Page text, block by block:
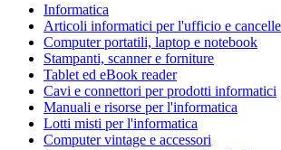
Informatica
Articoli informatici per l'ufficio e
Computer portatili, laptop e notebook
Stampanti, scanner e forniture
Tablet ed eBook reader
Cavi e connettori per prodotti informatici
Manuali e risorse per l'informatica
Lotti misti per l'informatica
Computer vintage e accessori